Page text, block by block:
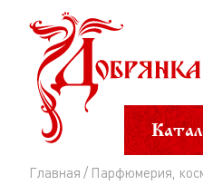
Главная Парфюмерия,